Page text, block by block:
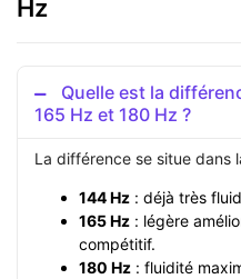
Hz
Quelle est la
165 Hz et 180 Hz ?
La différence se situe dans
144 Hz : déjà très
165 Hz : légère
compétitif.
180 Hz : fluidité